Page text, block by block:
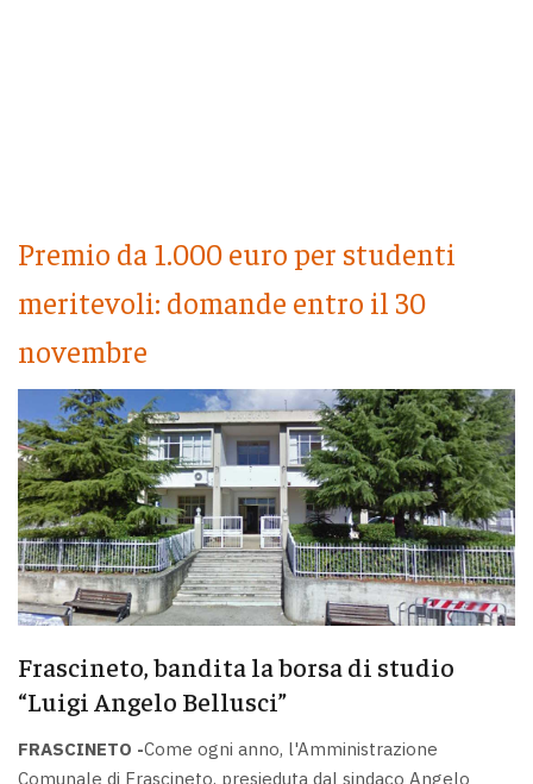
Premio da 1.000 euro per studenti
meritevoli: domande entro il 30
novembre
Frascineto, bandita la borsa di studio
“Luigi Angelo Bellusci”
FRASCINETO -Come ogni anno, l'Amministrazione
Comunale di Frascineto, presieduta dal sindaco Angelo